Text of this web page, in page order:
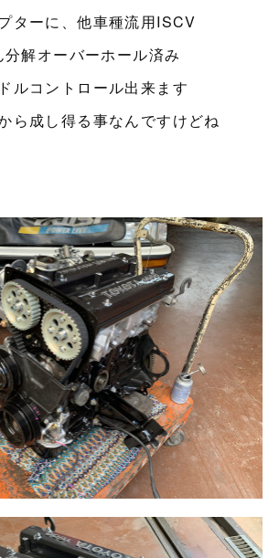
ターに、他車種流用ISCV
解オーバーホール済み
ルコントロール出来ます
ら成し得る事なんですけどね